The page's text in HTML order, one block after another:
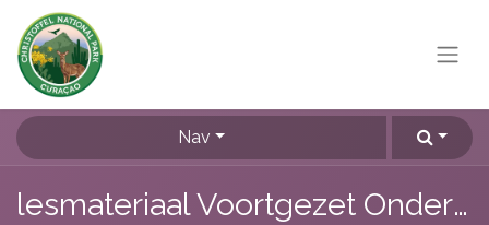
Nav
lesmateriaal Voortgezet Onderwijs